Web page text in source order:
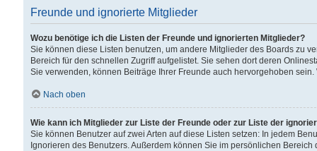
Freunde und ignorierte Mitglieder
Wozu benötige ich die Listen der Freunde und ignorierten Mitglieder?
Sie können diese Listen benutzen, um andere Mitglieder des Boards zu
Bereich für den schnellen Zugriff aufgelistet. Sie sehen dort deren
Sie verwenden, können Beiträge Ihrer Freunde auch hervorgehoben
Nach oben
Wie kann ich Mitglieder zur Liste der Freunde oder zur Liste der
Sie können Benutzer auf zwei Arten auf diese Listen setzen: In jedem
Ignorieren des Benutzers. Außerdem können Sie im persönlichen